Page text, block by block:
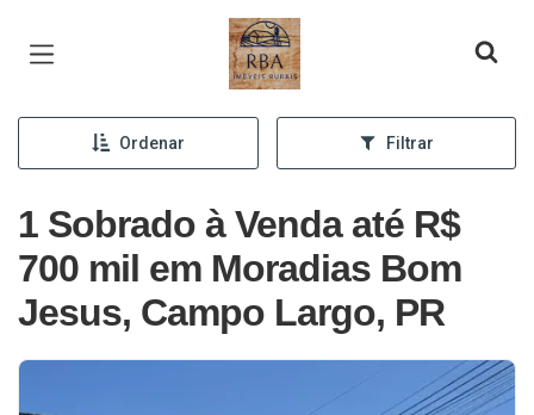
Página inicial
Ordenar Filtrar
1 Sobrado à Venda até R$
700 mil em Moradias Bom
Jesus, Campo Largo, PR